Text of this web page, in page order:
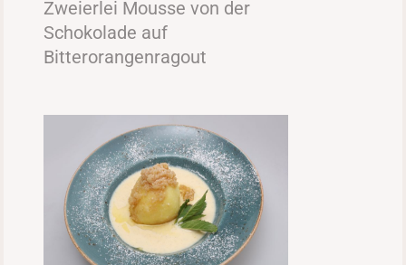
Zweierlei Mousse von der
Schokolade auf
Bitterorangenragout